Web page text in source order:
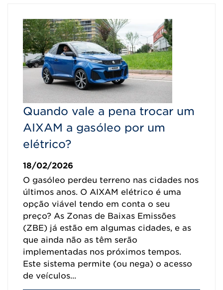
Quando vale a pena trocar um
AIXAM a gasóleo por um
elétrico?
18/02/2026
O gasóleo perdeu terreno nas cidades nos
últimos anos. O AIXAM elétrico é uma
opção viável tendo em conta o seu
preço? As Zonas de Baixas Emissões
(ZBE) já estão em algumas cidades, e as
que ainda não as têm serão
implementadas nos próximos tempos.
Este sistema permite (ou nega) o acesso
de veículos...